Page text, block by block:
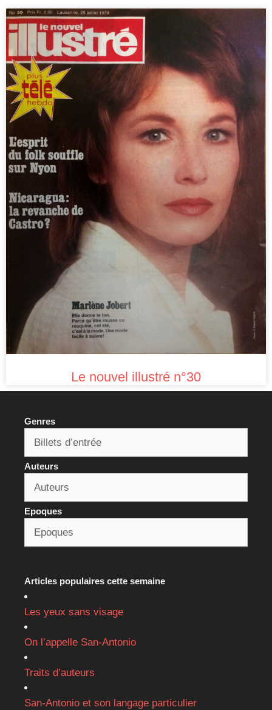
Le nouvel illustré n°30
Genres
Auteurs
Epoques
Articles populaires cette semaine
Les yeux sans visage
On l’appelle San-Antonio
Traits d’auteurs
San-Antonio et son langage particulier